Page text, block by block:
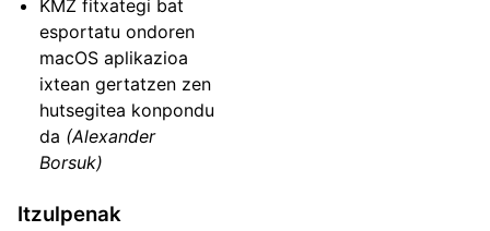
KMZ fitxategi bat
esportatu ondoren
macOS aplikazioa
ixtean gertatzen zen
hutsegitea konpondu
da (Alexander
Borsuk)
Itzulpenak